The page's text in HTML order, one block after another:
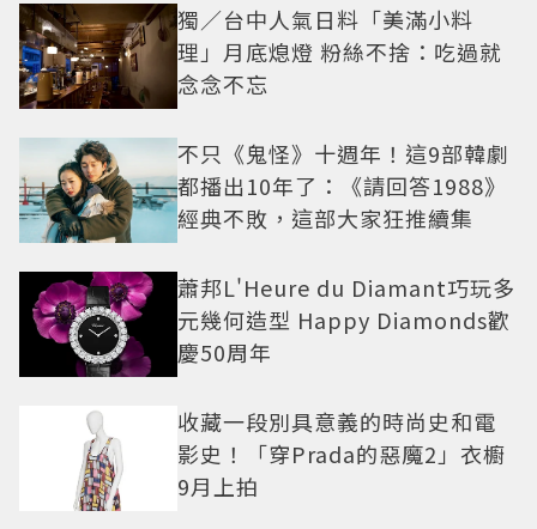
獨／台中人氣日料「美滿小料
理」月底熄燈 粉絲不捨：吃過就
念念不忘
不只《鬼怪》十週年！這9部韓劇
都播出10年了：《請回答1988》
經典不敗，這部大家狂推續集
蕭邦L'Heure du Diamant巧玩多
元幾何造型 Happy Diamonds歡
慶50周年
收藏一段別具意義的時尚史和電
影史！「穿Prada的惡魔2」衣櫥
9月上拍